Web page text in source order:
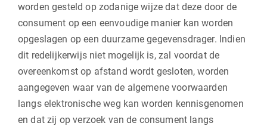
worden gesteld op zodanige wijze dat deze door de
consument op een eenvoudige manier kan worden
opgeslagen op een duurzame gegevensdrager. Indien
dit redelijkerwijs niet mogelijk is, zal voordat de
overeenkomst op afstand wordt gesloten, worden
aangegeven waar van de algemene voorwaarden
langs elektronische weg kan worden kennisgenomen
en dat zij op verzoek van de consument langs